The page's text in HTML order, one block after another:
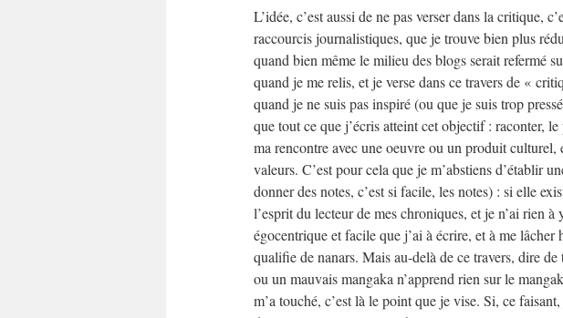
L’idée, c’est aussi de ne pas verser dans la critique,
raccourcis journalistiques, que je trouve bien plus
quand bien même le milieu des blogs serait refermé
quand je me relis, et je verse dans ce travers de «
quand je ne suis pas inspiré (ou que je suis trop
que tout ce que j’écris atteint cet objectif : raconter,
ma rencontre avec une oeuvre ou un produit culturel,
valeurs. C’est pour cela que je m’abstiens d’établir
donner des notes, c’est si facile, les notes) : si elle
l’esprit du lecteur de mes chroniques, et je n’ai rien
égocentrique et facile que j’ai à écrire, et à me lâcher
qualifie de nanars. Mais au-delà de ce travers, dire
ou un mauvais mangaka n’apprend rien sur le
m’a touché, c’est là le point que je vise. Si, ce